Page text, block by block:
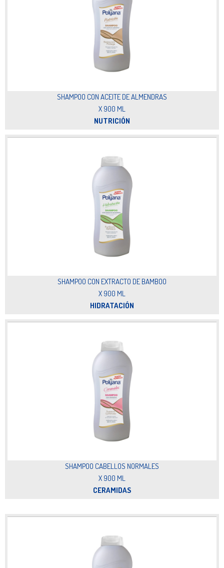
SHAMPOO CON ACEITE DE ALMENDRAS
X 900 ML
NUTRICIÓN
SHAMPOO CON EXTRACTO DE BAMBOO
X 900 ML
HIDRATACIÓN
SHAMPOO CABELLOS NORMALES
X 900 ML
CERAMIDAS